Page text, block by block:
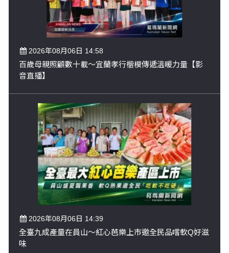
2026年08月06日 14:58
百歲母親照顧數十載～宜蘭孝行楷模傳遞溫暖力量【影
音直播】
2026年08月06日 14:39
全臺九成產量在員山～紅心芭樂上市邀全民品嚐軟Q好滋
味